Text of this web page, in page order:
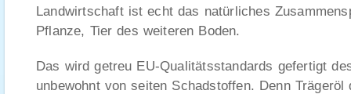
Landwirtschaft ist echt das natürliches
Pflanze, Tier des weiteren Boden.
Das wird getreu EU-Qualitätsstandards gefertigt
unbewohnt von seiten Schadstoffen. Denn